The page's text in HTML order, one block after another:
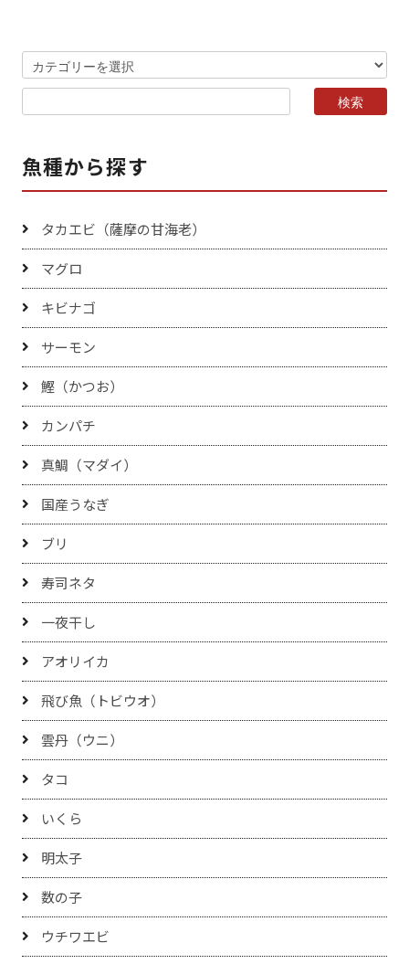
魚種から探す
タカエビ（薩摩の甘海老）
マグロ
キビナゴ
サーモン
鰹（かつお）
カンパチ
真鯛（マダイ）
国産うなぎ
ブリ
寿司ネタ
一夜干し
アオリイカ
飛び魚（トビウオ）
雲丹（ウニ）
タコ
いくら
明太子
数の子
ウチワエビ